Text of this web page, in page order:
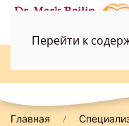
Перейти к
Главная